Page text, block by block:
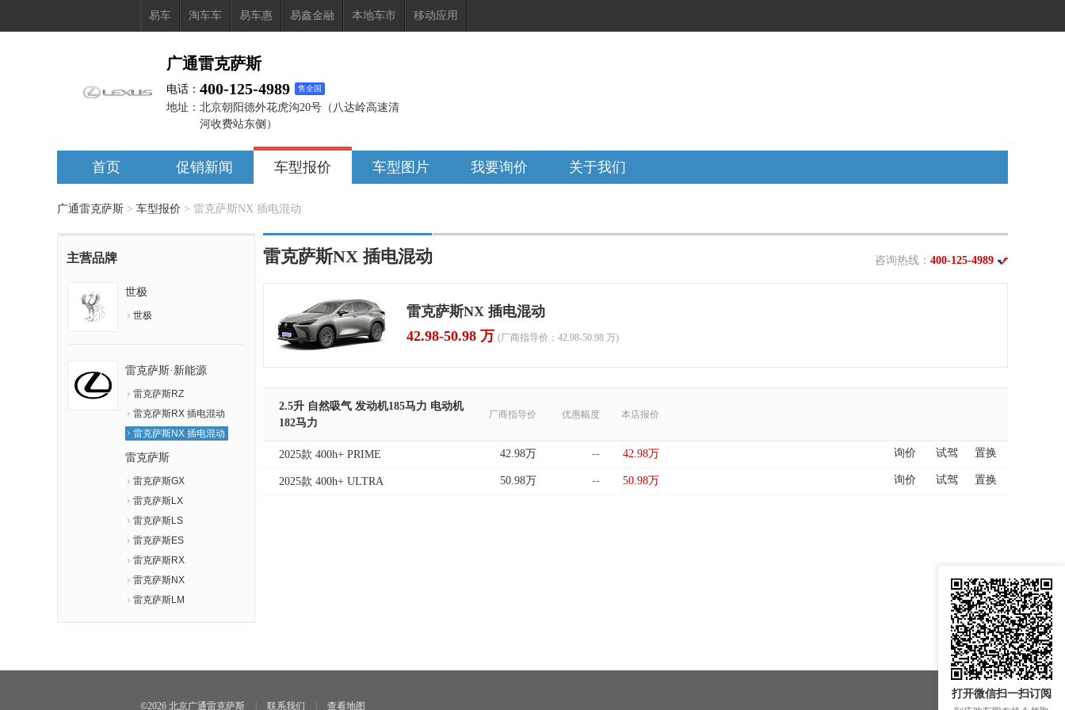
易车 淘车车 易车惠 易鑫金融 本地车市 移动应用
广通雷克萨斯
电话： 400-125-4989 售全国
地址： 北京朝阳德外花虎沟20号（八达岭高速清
河收费站东侧）
打开微信扫一扫订阅
首页 促销新闻 车型报价 车型图片 我要询价 关于我们
广通雷克萨斯 > 车型报价 > 雷克萨斯NX 插电混动
主营品牌
世极
世极
雷克萨斯·新能源
雷克萨斯RZ
雷克萨斯RX 插电混动
雷克萨斯NX 插电混动
雷克萨斯
雷克萨斯GX
雷克萨斯LX
雷克萨斯LS
雷克萨斯ES
雷克萨斯RX
雷克萨斯NX
雷克萨斯LM
雷克萨斯NX 插电混动 咨询热线： 400-125-4989
雷克萨斯NX 插电混动
42.98-50.98 万 (厂商指导价：42.98-50.98 万)
2.5升 自然吸气 发动机185马力 电动机
182马力
厂商指导价 优惠幅度 本店报价
2025款 400h+ PRIME 42.98万 -- 42.98万 询价 试驾 置换
2025款 400h+ ULTRA 50.98万 -- 50.98万 询价 试驾 置换
©2026 北京广通雷克萨斯 联系我们 查看地图